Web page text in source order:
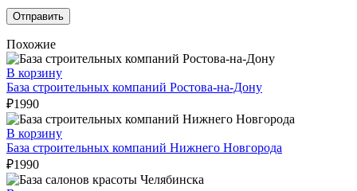
Похожие
В корзину
База строительных компаний Ростова-на-Дону
₽1990
В корзину
База строительных компаний Нижнего Новгорода
₽1990